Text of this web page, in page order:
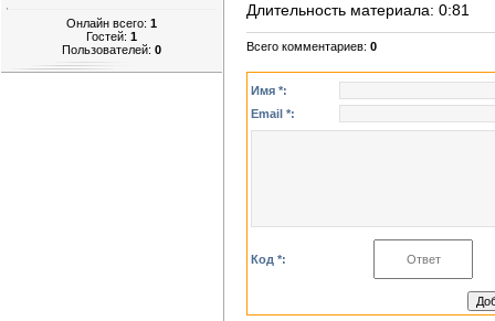
Онлайн всего: 1
Гостей: 1
Пользователей: 0
Длительность материала: 0:81
Всего комментариев: 0
Имя *:
Email *:
Код *: